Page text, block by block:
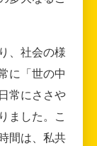
、社会の様
に「世の中
常にささや
ました。こ
間は、私共